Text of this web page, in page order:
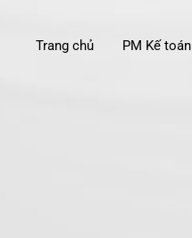
Trang chủ PM Kế toán